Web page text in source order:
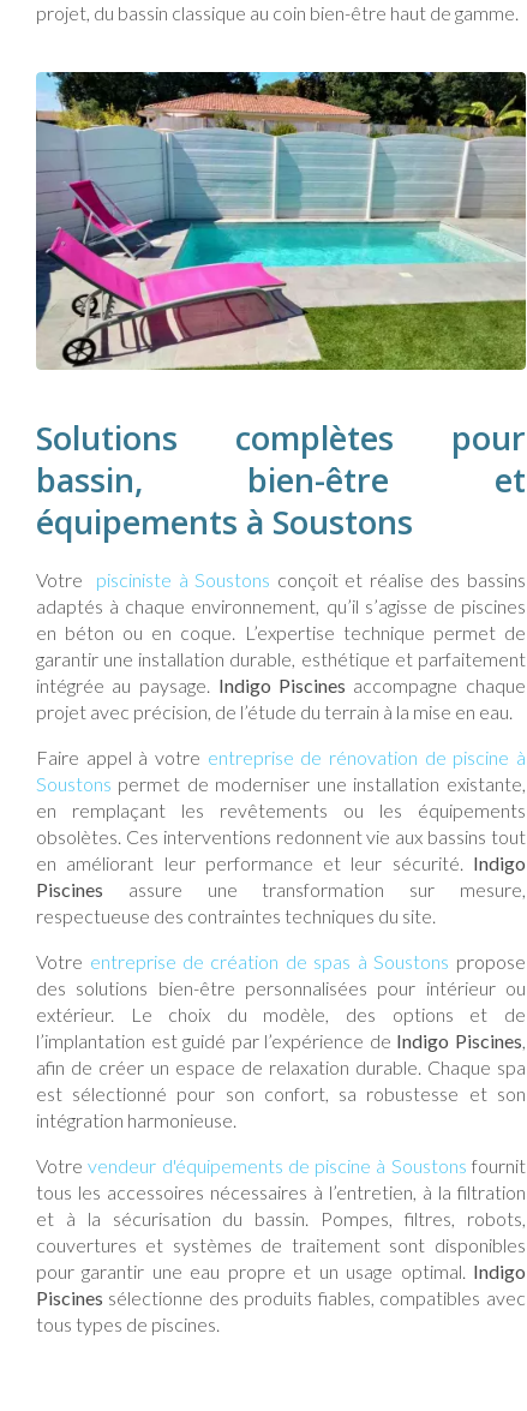
projet, du bassin classique au coin bien-être haut de gamme.
Solutions complètes pour
bassin, bien-être et
équipements à Soustons
Votre pisciniste à Soustons conçoit et réalise des bassins
adaptés à chaque environnement, qu’il s’agisse de piscines
en béton ou en coque. L’expertise technique permet de
garantir une installation durable, esthétique et parfaitement
intégrée au paysage. Indigo Piscines accompagne chaque
projet avec précision, de l’étude du terrain à la mise en eau.
Faire appel à votre entreprise de rénovation de piscine à
Soustons permet de moderniser une installation existante,
en remplaçant les revêtements ou les équipements
obsolètes. Ces interventions redonnent vie aux bassins tout
en améliorant leur performance et leur sécurité. Indigo
Piscines assure une transformation sur mesure,
respectueuse des contraintes techniques du site.
Votre entreprise de création de spas à Soustons propose
des solutions bien-être personnalisées pour intérieur ou
extérieur. Le choix du modèle, des options et de
l’implantation est guidé par l’expérience de Indigo Piscines
afin de créer un espace de relaxation durable. Chaque spa
est sélectionné pour son confort, sa robustesse et son
intégration harmonieuse.
Votrevendeur d'équipements de piscine à Soustons fournit
tous les accessoires nécessaires à l’entretien, à la filtration
et à la sécurisation du bassin. Pompes, filtres, robots,
couvertures et systèmes de traitement sont disponibles
pour garantir une eau propre et un usage optimal. Indigo
Piscines sélectionne des produits fiables, compatibles avec
tous types de piscines.